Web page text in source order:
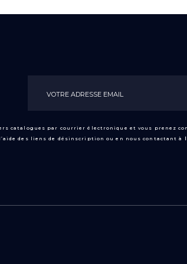
catalogues par courrier électronique et vous prenez
des liens de désinscription ou en nous contactant à